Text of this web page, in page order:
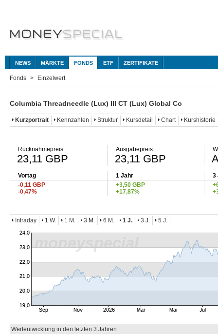
NEWS MÄRKTE FONDS ETF ZERTIFIKATE
Fonds Einzelwert
Columbia Threadneedle (Lux) III CT (Lux) Global Co
Kurzportrait Kennzahlen Struktur Kursdetail Chart Kurshistorie
Rücknahmepreis
23,11 GBP
Ausgabepreis
23,11 GBP
Vortag 1 Jahr
3
-0,11 GBP
-0,47%
+3,50 GBP
+17,87%
Intraday 1 W. 1 M. 3 M. 6 M. 1 J. 3 J. 5 J.
Wertentwicklung in den letzten 3 Jahren